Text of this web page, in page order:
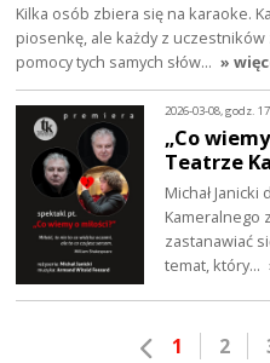
Kilka osób zbiera się na karaoke.
piosenkę, ale każdy z
pomocy tych samych słów… »
2026-03-08, godz.
„Co
Teatrze
Michał
Kameralnego
zastanawiać
temat, który…
1 2